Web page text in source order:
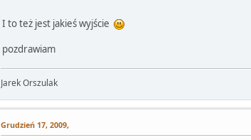
I to też jest jakieś wyjście
pozdrawiam
Jarek Orszulak
Grudzień 17, 2009,